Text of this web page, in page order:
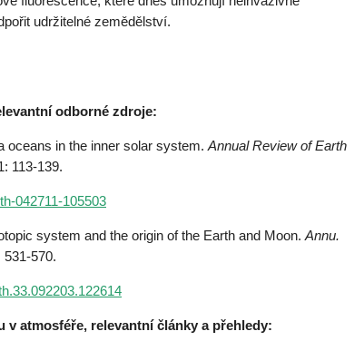
udržitelné zemědělství.
odborné zdroje:
oceans in the inner solar system. Annual Review of Earth
113-139.
042711-105503
system and the origin of the Earth and Moon. Annu.
531-570.
atmosféře, relevantní články a přehledy: